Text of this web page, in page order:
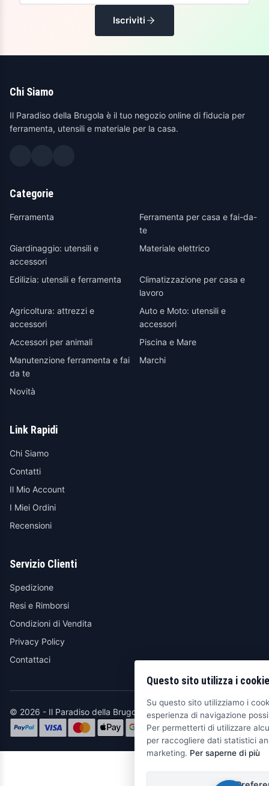
Iscriviti
Chi Siamo
Il Paradiso della Brugola è il tuo negozio online di fiducia per
ferramenta, utensili e materiale per la casa.
Categorie
Ferramenta
Ferramenta per casa e fai-da-
te
Giardinaggio: utensili e
accessori
Materiale elettrico
Edilizia: utensili e ferramenta
Climatizzazione per casa e
lavoro
Agricoltura: attrezzi e
accessori
Auto e Moto: utensili e
accessori
Accessori per animali
Piscina e Mare
Manutenzione ferramenta e fai
da te
Marchi
Novità
Link Rapidi
Chi Siamo
Contatti
Il Mio Account
I Miei Ordini
Recensioni
Servizio Clienti
Spedizione
Resi e Rimborsi
Condizioni di Vendita
Privacy Policy
Contattaci
© 2026 - Il Paradiso della Brugola
Questo sito utilizza i cookie
Su questo sito utilizziamo i
esperienza di navigazione
Per permetterti di utilizzare
per raccogliere dati statistici
marketing. Per saperne di più